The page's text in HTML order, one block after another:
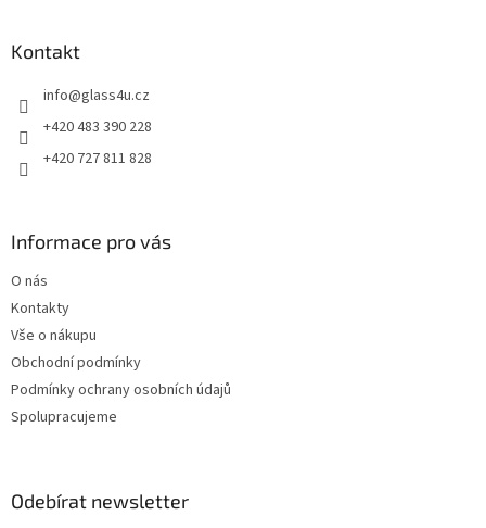
Kontakt
info@glass4u.cz
+420 483 390 228
+420 727 811 828
Informace pro vás
O nás
Kontakty
Vše o nákupu
Obchodní podmínky
Podmínky ochrany osobních údajů
Spolupracujeme
Odebírat newsletter